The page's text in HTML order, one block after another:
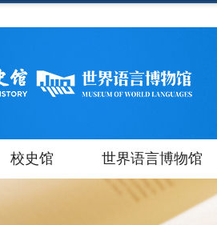
校史馆 世界语言博物馆